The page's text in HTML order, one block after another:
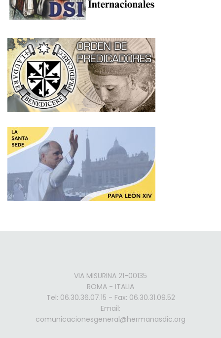
VIA MISURINA 21-00135
ROMA - ITALIA
Tel: 06.30.36.07.15 - Fax: 06.30.31.09.52
Email:
comunicacionesgeneral@hermanasdic.org